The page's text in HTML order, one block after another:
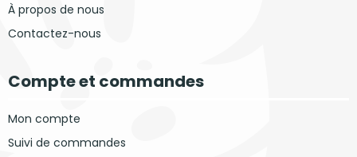
À propos de nous
Contactez-nous
Compte et commandes
Mon compte
Suivi de commandes